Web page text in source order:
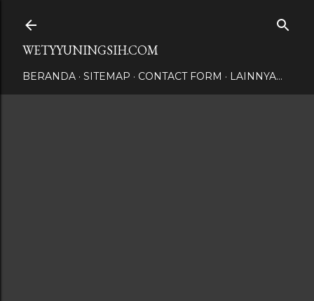
WETYYUNINGSIH.COM
BERANDA SITEMAP CONTACT FORM LAINNYA…